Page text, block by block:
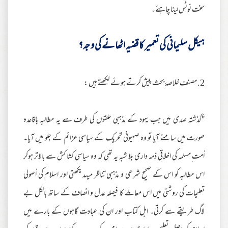
سخت نوٹس لینا چاہئے۔
ہیکل سلیمانی کی تعمیر کا قضیہ اٹھانے کی و جہ؟
2. مصنف خلاصۂ بحث پیش کرتے ہوئے لکھتے ہیں :
''گذشتہ صدی میں جب یہود کے مذہبی حلقوں کی طرف سے یہ مطالبہ باقاعدہ
صورت میں سامنے آیا تو وہ صہیونی تحریک کے سیاسی عزائم کے جلو میں آیا۔
اُمت ِمسلمہ کی اخلاقی ذمہ داری بلا شبہ یہ تھی کہ وہ سیاسی کشا کش سے بالاتر ہوکر
اس مطالبہ کو اس کے صحیح شرعی و مذہبی تناظر میںدیکھتی اور اسلام کی اُصولی
تعلیمات کی روشنی میں اس معاملے کا فیصلہ عدل و انصاف کے ساتھ بالکل بے
لاگ طریقے سے کرتی۔ اہل کتاب اور ان کی عبادت گاہوں کے بارے میں